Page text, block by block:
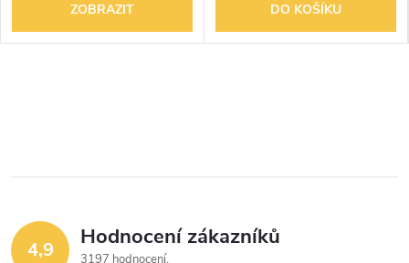
ZOBRAZIT DO KOŠÍKU
4,9 Hodnocení zákazníků
3197 hodnocení